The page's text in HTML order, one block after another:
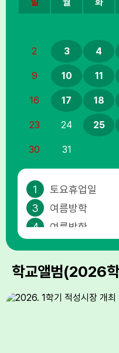
2 3 4
9 10 11
16 17 18
23 24 25
30 31
1
토요휴업일
3
여름방학
4
여름방학
6
여름방학
여름방학
8
토요휴업일
학교앨범(2026